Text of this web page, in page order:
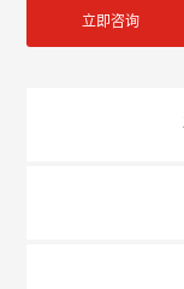
立即咨询